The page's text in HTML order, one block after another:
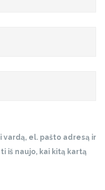
el. pašto adresą ir
iš naujo, kai kitą kartą